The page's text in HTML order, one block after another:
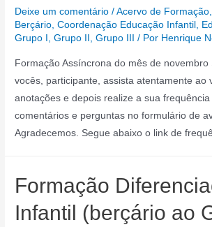
Deixe um comentário /Acervo de Formação
Berçário,Coordenação Educação Infantil ,
Grupo I ,Grupo II ,Grupo III / Por Henrique
Formação Assíncrona do mês de novembro
vocês, participante, assista atentamente ao
anotações e depois realize a sua
comentários e perguntas no formulário de
Agradecemos. Segue abaixo o link de
Formação
Infantil (berçário ao